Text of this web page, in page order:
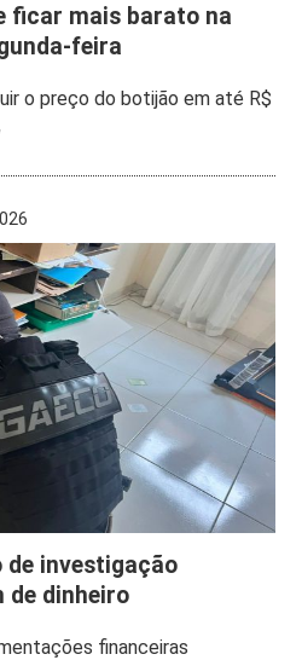
ficar mais barato na
feira
o preço do botijão em até R$
de investigação
de dinheiro
financeiras